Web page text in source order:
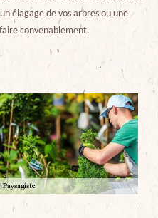
élagage de vos arbres ou une
convenablement.